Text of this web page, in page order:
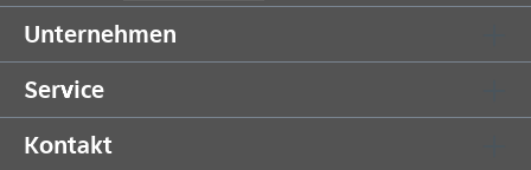
Unternehmen
Service
Kontakt